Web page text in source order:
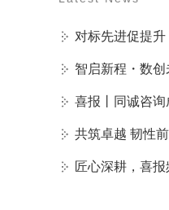
对标先进促提
智启新程・数
喜报丨同诚咨
共筑卓越 韧性
匠心深耕，喜